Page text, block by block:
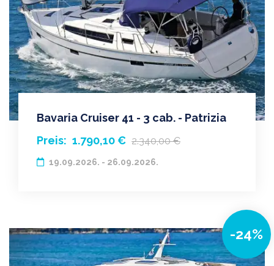
Bavaria Cruiser 41 - 3 cab. - Patrizia
Preis: 1.790,10 € 2.340,00 €
19.09.2026. - 26.09.2026.
-24%